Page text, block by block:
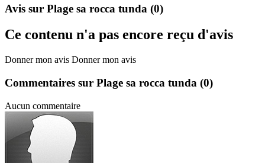
Avis sur Plage sa rocca tunda (0)
Ce contenu n'a pas encore reçu d'avis
Donner mon avis Donner mon avis
Commentaires sur Plage sa rocca tunda (0)
Aucun commentaire